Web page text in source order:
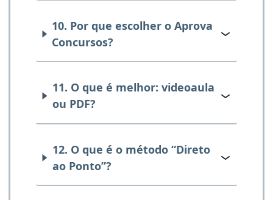
10. Por que escolher o Aprova
Concursos?
11. O que é melhor: videoaula
ou PDF?
12. O que é o método “Direto
ao Ponto”?